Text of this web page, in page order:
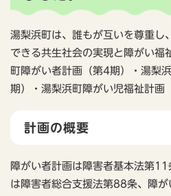
湯梨浜町は、誰もが互いを尊重し
できる共生社会の実現と障がい福
町障がい者計画（第4期）・湯梨
期）・湯梨浜町障がい児福祉計画
計画の概要
障がい者計画は障害者基本法第
は障害者総合支援法第88条、障